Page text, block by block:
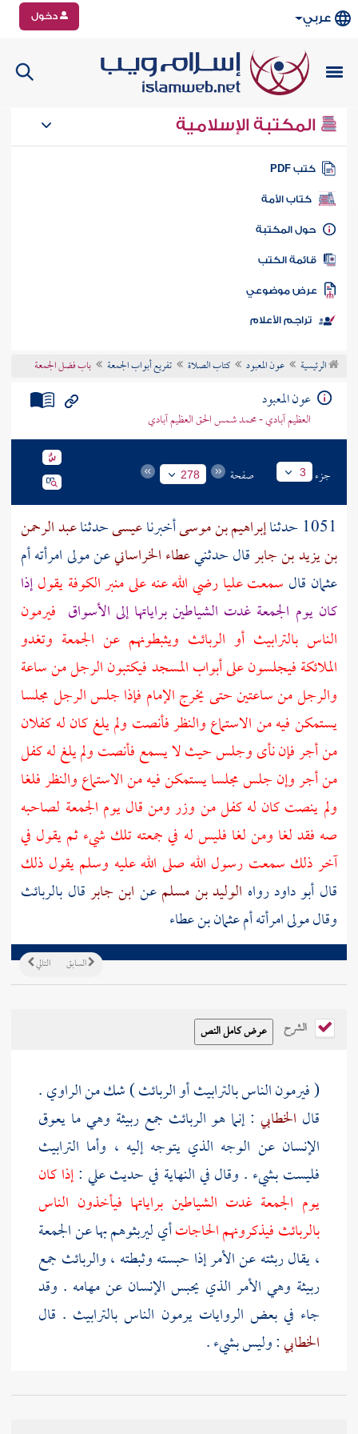
عربي دخول
المكتبة الإسلامية
كتب PDF
كتاب الأمة
المكتبة
الكتب
موضوعي
تراجم الأعلام
الرئيسية عون المعبود كتاب الصلاة تفريع أبواب الجمعة باب فضل الجمعة
عون المعبود
العظيم آبادي - محمد شمس الحق العظيم آبادي
جزء 3 صفحة 278
1051 حدثنا إبراهيم بن موسىأخبرناعيسىحدثناعبد الرحمن
بن يزيد بن جابرقال حدثنيعطاء الخراسانيعنمولى امرأته أم
عثمان قال سمعتعليارضي الله عنه على منبرالكوفةيقولإذا
كان يوم الجمعة غدت الشياطين براياتها إلى الأسواق فيرمون
الناس بالترابيث أو الربائث ويثبطونهم عن الجمعة وتغدو
الملائكة فيجلسون على أبواب المسجد فيكتبون الرجل من ساعة
والرجل من ساعتين حتى يخرج الإمام فإذا جلس الرجل مجلسا
يستمكن فيه من الاستماع والنظر فأنصت ولم يلغ كان له كفلان
من أجر فإن نأى وجلس حيث لا يسمع فأنصت ولم يلغ له كفل
من أجر وإن جلس مجلسا يستمكن فيه من الاستماع والنظر فلغا
ولم ينصت كان له كفل من وزر ومن قال يوم الجمعة لصاحبه
صه فقد لغا ومن لغا فليس له في جمعته تلك شيء ثم يقول في
آخر ذلك سمعت رسول الله صلى الله عليه وسلم يقول ذلك
قال أبو داود رواه الوليد بن مسلمعن ابن جابرقال بالربائث
وقال مولى امرأتهأم عثمان بن عطاء
التالي السابق
الشرح
( فيرمون الناس بالترابيث أو الربائث ) شك من الراوي .
قال الخطابي : إنما هو الربائث جمع ربيثة وهي ما يعوق
الإنسان عن الوجه الذي يتوجه إليه ، وأما الترابيث
فليست بشيء . وقال في النهاية في حديثعلي :إذا كان
يوم الجمعة غدت الشياطين براياتها فيأخذون الناس
بالربائث فيذكرونهم الحاجاتأي ليربثوهم بها عن الجمعة
، يقال ربثته عن الأمر إذا حبسته وثبطته ، والربائث جمع
ربيثة وهي الأمر الذي يحبس الإنسان عن مهامه . وقد
جاء في بعض الروايات يرمون الناس بالترابيث . قال
الخطابي: وليس بشيء .
قلت : يجوز إن صحت الرواية أن يكون جمع تربيثة وهي